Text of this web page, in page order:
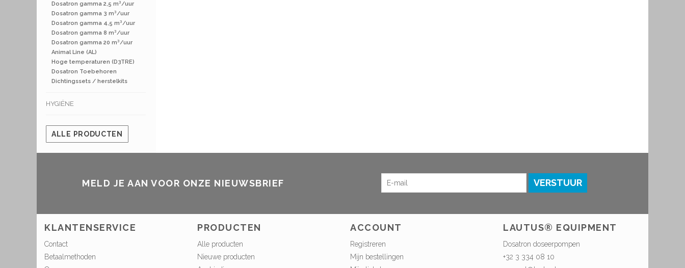
Dosatron gamma 2,5 m³/uur
Dosatron gamma 3 m³/uur
Dosatron gamma 4,5 m³/uur
Dosatron gamma 8 m³/uur
Dosatron gamma 20 m³/uur
Animal Line (AL)
Hoge temperaturen (D3TRE)
Dosatron Toebehoren
Dichtingssets / herstelkits
HYGIËNE
ALLE PRODUCTEN
MELD JE AAN VOOR ONZE NIEUWSBRIEF VERSTUUR
KLANTENSERVICE
Contact
Betaalmethoden
PRODUCTEN
Alle producten
Nieuwe producten
ACCOUNT
Registreren
Mijn bestellingen
LAUTUS® EQUIPMENT
Dosatron doseerpompen
+32 3 334 08 10